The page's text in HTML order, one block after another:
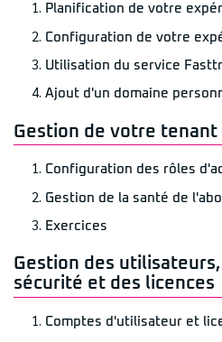
Planification de votre
Configuration de votre
Utilisation du service
Ajout d'un domaine
Gestion de votre
Configuration des rôles
Gestion de la santé de
Exercices
Gestion des
sécurité et des licences
Comptes d'utilisateur et